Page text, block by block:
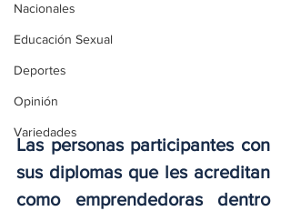
Nacionales
Educación Sexual
Deportes
Opinión
Variedades
Las personas participantes con
sus diplomas que les acreditan
como emprendedoras dentro